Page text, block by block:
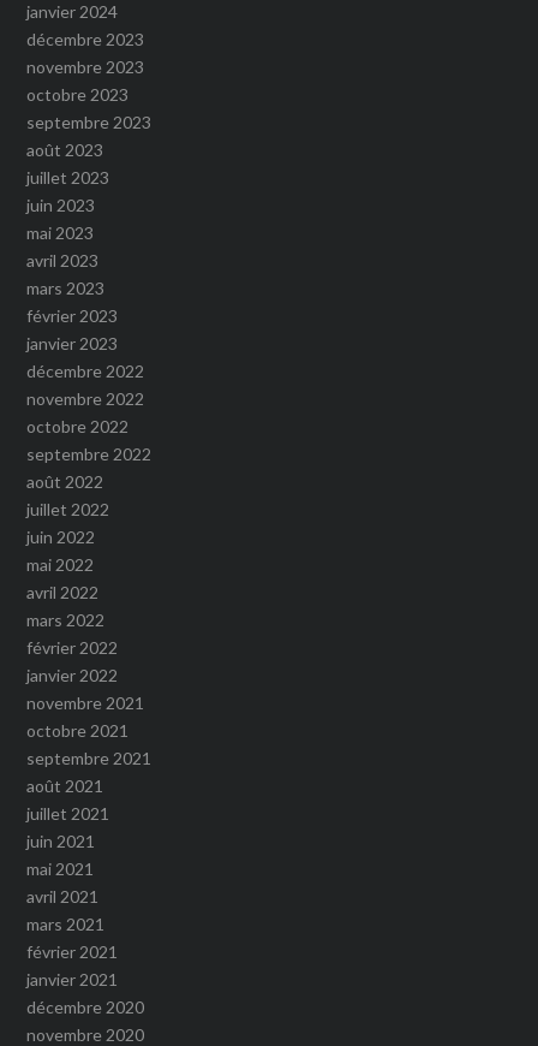
janvier 2024
décembre 2023
novembre 2023
octobre 2023
septembre 2023
août 2023
juillet 2023
juin 2023
mai 2023
avril 2023
mars 2023
février 2023
janvier 2023
décembre 2022
novembre 2022
octobre 2022
septembre 2022
août 2022
juillet 2022
juin 2022
mai 2022
avril 2022
mars 2022
février 2022
janvier 2022
novembre 2021
octobre 2021
septembre 2021
août 2021
juillet 2021
juin 2021
mai 2021
avril 2021
mars 2021
février 2021
janvier 2021
décembre 2020
novembre 2020